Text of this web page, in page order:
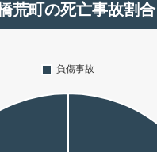
荒町の死亡事故割合